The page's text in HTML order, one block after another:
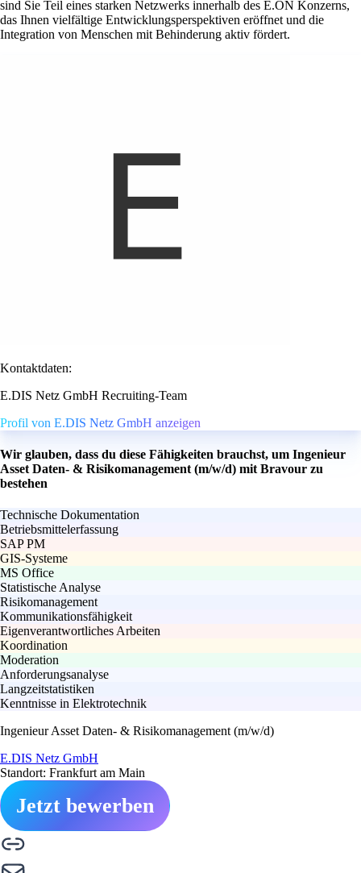
sind Sie Teil eines starken Netzwerks innerhalb des E.ON Konzerns,
das Ihnen vielfältige Entwicklungsperspektiven eröffnet und die
Integration von Menschen mit Behinderung aktiv fördert.
Kontaktdaten:
E.DIS Netz GmbH Recruiting-Team
Profil von E.DIS Netz GmbH anzeigen
Wir glauben, dass du diese Fähigkeiten brauchst, um Ingenieur
Asset Daten- & Risikomanagement (m/w/d) mit Bravour zu
bestehen
Technische Dokumentation
Betriebsmittelerfassung
SAP PM
GIS-Systeme
MS Office
Statistische Analyse
Risikomanagement
Kommunikationsfähigkeit
Eigenverantwortliches Arbeiten
Koordination
Moderation
Anforderungsanalyse
Langzeitstatistiken
Kenntnisse in Elektrotechnik
Ingenieur Asset Daten- & Risikomanagement (m/w/d)
E.DIS Netz GmbH
Standort: Frankfurt am Main
Jetzt bewerben